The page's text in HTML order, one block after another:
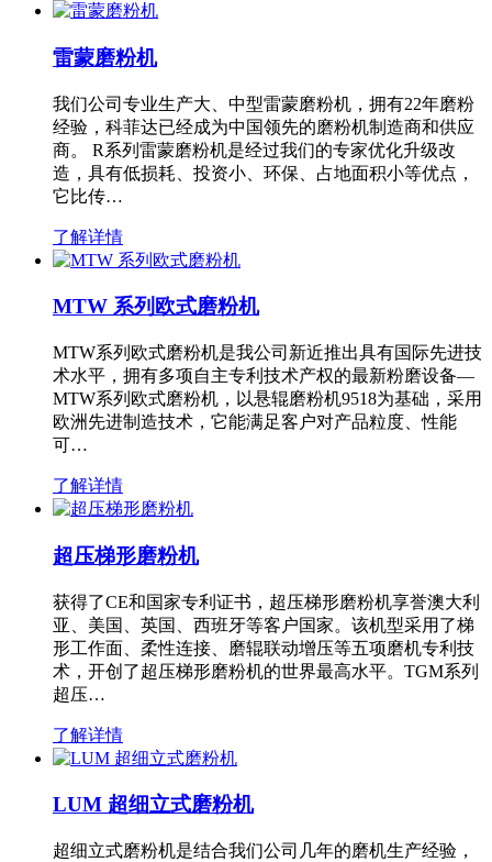
雷蒙磨粉机
我们公司专业生产大、中型雷蒙磨粉机，拥有22年磨粉
经验，科菲达已经成为中国领先的磨粉机制造商和供应
商。 R系列雷蒙磨粉机是经过我们的专家优化升级改
造，具有低损耗、投资小、环保、占地面积小等优点，
它比传…
了解详情
MTW 系列欧式磨粉机
MTW系列欧式磨粉机是我公司新近推出具有国际先进技
术水平，拥有多项自主专利技术产权的最新粉磨设备—
MTW系列欧式磨粉机，以悬辊磨粉机9518为基础，采用
欧洲先进制造技术，它能满足客户对产品粒度、性能
可…
了解详情
超压梯形磨粉机
获得了CE和国家专利证书，超压梯形磨粉机享誉澳大利
亚、美国、英国、西班牙等客户国家。该机型采用了梯
形工作面、柔性连接、磨辊联动增压等五项磨机专利技
术，开创了超压梯形磨粉机的世界最高水平。TGM系列
超压…
了解详情
LUM 超细立式磨粉机
超细立式磨粉机是结合我们公司几年的磨机生产经验，